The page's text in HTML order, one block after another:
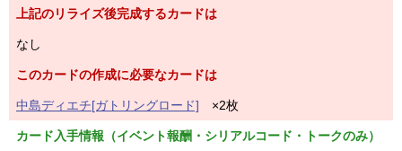
上記のリライズ後完成するカードは
なし
このカードの作成に必要なカードは
中島ディエチ[ガトリングロード] ×2枚
カード入手情報（イベント報酬・シリアルコード・トークのみ）